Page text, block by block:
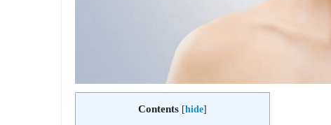
Contents [hide]